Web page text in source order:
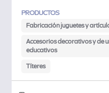
PRODUCTOS
Fabricación juguetes y
Accesorios decorativos y de
educativos
Títeres